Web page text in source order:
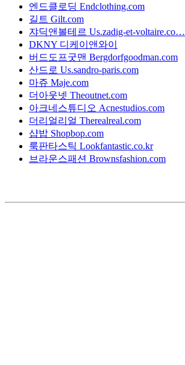
엔드클로딩 Endclothing.com
길트 Gilt.com
쟈딕앤볼테르 Us.zadig-et-voltaire.co…
DKNY 디케이앤와이
버드도프굿맨 Bergdorfgoodman.com
산드로 Us.sandro-paris.com
마쥬 Maje.com
더아웃넷 Theoutnet.com
아크네스튜디오 Acnestudios.com
더리얼리얼 Therealreal.com
샵밥 Shopbop.com
룩판타스틱 Lookfantastic.co.kr
브라운스패션 Brownsfashion.com